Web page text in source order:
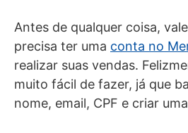
Antes de qualquer coisa,
precisa ter uma conta no
realizar suas vendas.
muito fácil de fazer, já que
nome, email, CPF e criar